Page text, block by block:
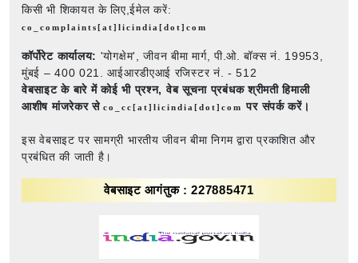
किसी भी शिकायत के लिए,ईमेल करें:
co_complaints[at]licindia[dot]com
कॉर्पोरेट कार्यालय: 'योगक्षेम', जीवन बीमा मार्ग, पी.ओ. बॉक्स नं. 19953,
मुंबई – 400 021. आईआरडीएआई रजिस्टर नं. - 512
वेबसाइट के बारे में कोई भी प्रश्न, वेब सूचना प्रबंधक श्रीमती हिमाली
आशीष मांजरेकर सेco_cc[at]licindia[dot]comपर संपर्क करें।
इस वेबसाइट पर सामग्री भारतीय जीवन बीमा निगम द्वारा प्रकाशित और
प्रबंधित की जाती है।
वेबसाइट आगंतुक : 227885471